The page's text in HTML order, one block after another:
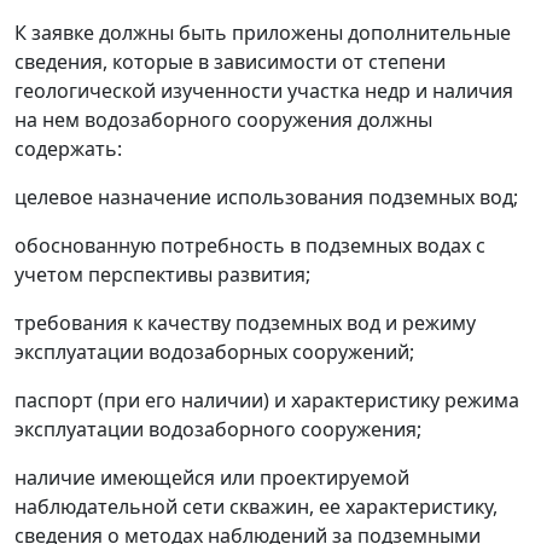
К заявке должны быть приложены дополнительные
сведения, которые в зависимости от степени
геологической изученности участка недр и наличия
на нем водозаборного сооружения должны
содержать:
целевое назначение использования подземных вод;
обоснованную потребность в подземных водах с
учетом перспективы развития;
требования к качеству подземных вод и режиму
эксплуатации водозаборных сооружений;
паспорт (при его наличии) и характеристику режима
эксплуатации водозаборного сооружения;
наличие имеющейся или проектируемой
наблюдательной сети скважин, ее характеристику,
сведения о методах наблюдений за подземными